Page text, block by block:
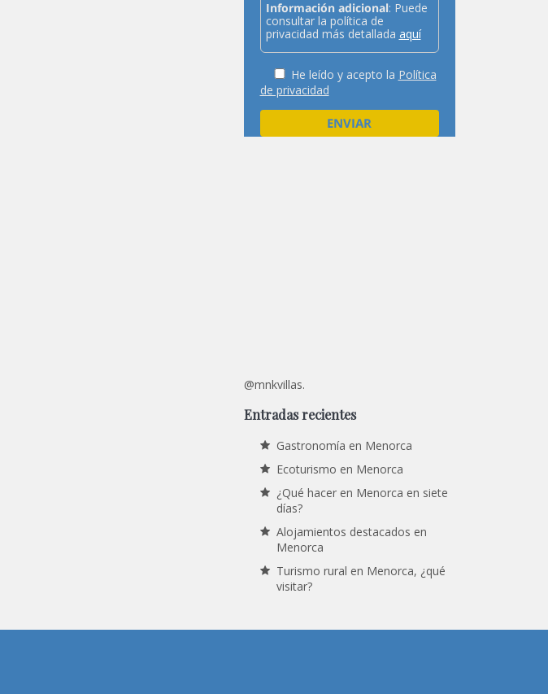
Información adicional: Puede
consultar la política de
privacidad más detallada aquí
He leído y acepto la Política
de privacidad
@mnkvillas.
Entradas recientes
Gastronomía en Menorca
Ecoturismo en Menorca
¿Qué hacer en Menorca en siete
días?
Alojamientos destacados en
Menorca
Turismo rural en Menorca, ¿qué
visitar?